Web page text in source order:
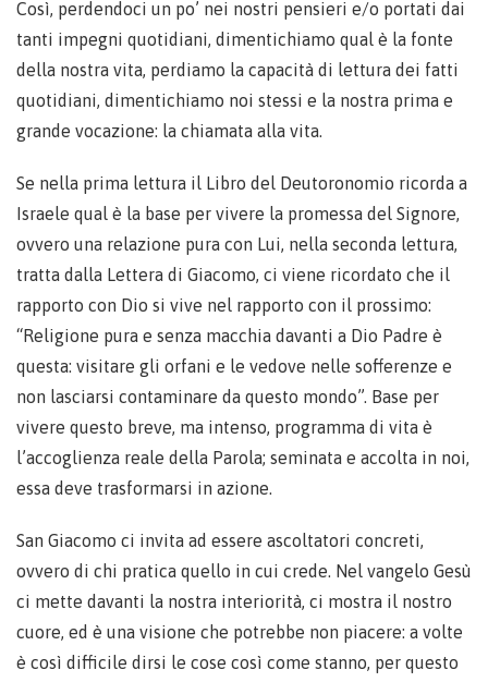
Così, perdendoci un po’ nei nostri pensieri e/o portati dai
tanti impegni quotidiani, dimentichiamo qual è la fonte
della nostra vita, perdiamo la capacità di lettura dei fatti
quotidiani, dimentichiamo noi stessi e la nostra prima e
grande vocazione: la chiamata alla vita.
Se nella prima lettura il Libro del Deutoronomio ricorda a
Israele qual è la base per vivere la promessa del Signore,
ovvero una relazione pura con Lui, nella seconda lettura,
tratta dalla Lettera di Giacomo, ci viene ricordato che il
rapporto con Dio si vive nel rapporto con il prossimo:
“Religione pura e senza macchia davanti a Dio Padre è
questa: visitare gli orfani e le vedove nelle sofferenze e
non lasciarsi contaminare da questo mondo”. Base per
vivere questo breve, ma intenso, programma di vita è
l’accoglienza reale della Parola; seminata e accolta in noi,
essa deve trasformarsi in azione.
San Giacomo ci invita ad essere ascoltatori concreti,
ovvero di chi pratica quello in cui crede. Nel vangelo Gesù
ci mette davanti la nostra interiorità, ci mostra il nostro
cuore, ed è una visione che potrebbe non piacere: a volte
è così difficile dirsi le cose così come stanno, per questo